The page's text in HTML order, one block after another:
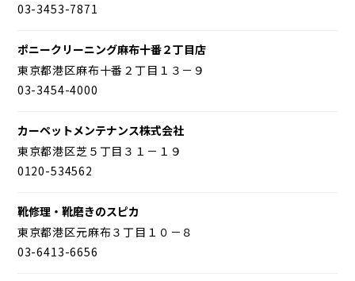
03-3453-7871
ポニークリーニング麻布十番２丁目店
東京都港区麻布十番２丁目１３－９
03-3454-4000
カーペットメンテナンス株式会社
東京都港区芝５丁目３１－１９
0120-534562
靴修理・靴磨きのスピカ
東京都港区元麻布３丁目１０－８
03-6413-6656